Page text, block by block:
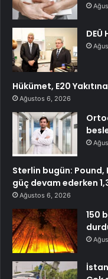
Hükümet, E20
Ağustos 6, 2026
Sterlin bugün: Pound,
güç devam ederken
Ağustos 6, 2026
150